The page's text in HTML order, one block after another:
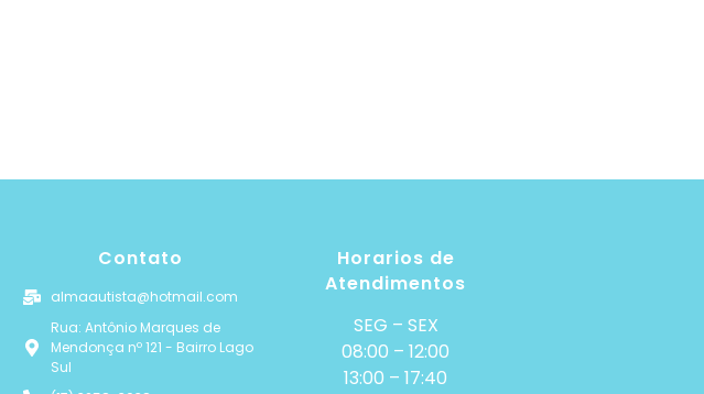
Contato
almaautista@hotmail.com
Rua: Antônio Marques de
Mendonça nº 121 - Bairro Lago
Sul
Horarios de
Atendimentos
SEG – SEX
08:00 – 12:00
13:00 – 17:40